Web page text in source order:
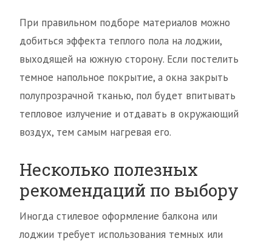
При правильном подборе материалов можно
добиться эффекта теплого пола на лоджии,
выходящей на южную сторону. Если постелить
темное напольное покрытие, а окна закрыть
полупрозрачной тканью, пол будет впитывать
тепловое излучение и отдавать в окружающий
воздух, тем самым нагревая его.
Несколько полезных
рекомендаций по выбору
Иногда стилевое оформление балкона или
лоджии требует использования темных или